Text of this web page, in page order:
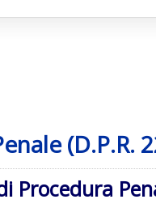
(D.P.R.
Procedura